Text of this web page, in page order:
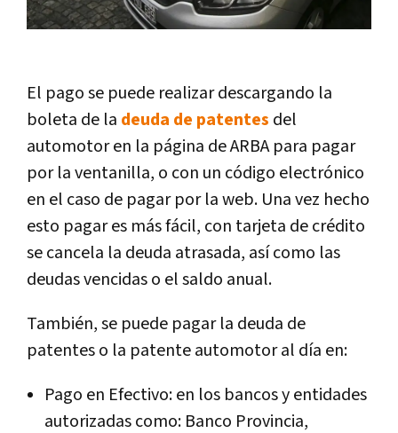
El pago se puede realizar descargando la
boleta de la deuda de patentes del
automotor en la página de ARBA para pagar
por la ventanilla, o con un código electrónico
en el caso de pagar por la web. Una vez hecho
esto pagar es más fácil, con tarjeta de crédito
se cancela la deuda atrasada, así como las
deudas vencidas o el saldo anual.
También, se puede pagar la deuda de
patentes o la patente automotor al día en:
Pago en Efectivo: en los bancos y entidades
autorizadas como: Banco Provincia,